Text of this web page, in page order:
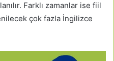
Farklı zamanlar ise fiil
çok fazla İngilizce